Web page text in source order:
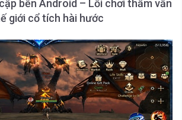
bến Android – Lối chơi thẩm vấn
giới cổ tích hài hước